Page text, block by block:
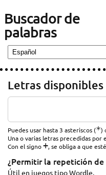
Buscador de
palabras
Letras disponibles
Puedes usar hasta 3 asteriscos (*)
Una o varias letras precedidas por
Con el signo+, se obliga a que
¿Permitir la repetición de
Útil en juegos tipo Wordle.